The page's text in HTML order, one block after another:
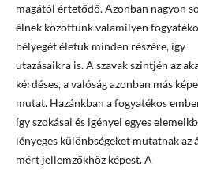
magától értetődő. Azonban nagyon
élnek közöttünk valamilyen
bélyegét életük minden részére, így
utazásaikra is. A szavak szintjén az
kérdéses, a valóság azonban más
mutat. Hazánkban a fogyatékos
így szokásai és igényei egyes
lényeges különbségeket mutatnak az
mért jellemzőkhöz képest. A